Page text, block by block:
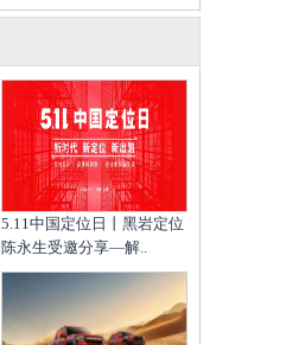
5.11中国定位日丨黑岩定位
陈永生受邀分享—解..